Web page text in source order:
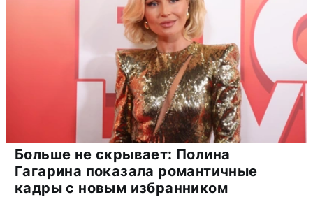
Больше не скрывает: Полина
Гагарина показала романтичные
кадры с новым избранником